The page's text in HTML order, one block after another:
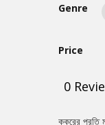
Genre
Price
0
কুকুরের প্রতি